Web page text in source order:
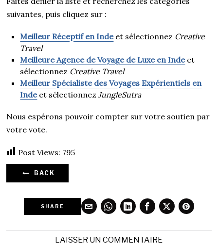
suivantes, puis cliquez sur :
Meilleur Réceptif en Indeet sélectionnez Creative
Travel
Meilleure Agence de Voyage de Luxe en Indeet
sélectionnez Creative Travel
Meilleur Spécialiste des Voyages Expérientiels en
Indeet sélectionnezJungleSutra
Nous espérons pouvoir compter sur votre soutien par
votre vote.
Post Views: 795
BACK
SHARE
LAISSER UN COMMENTAIRE